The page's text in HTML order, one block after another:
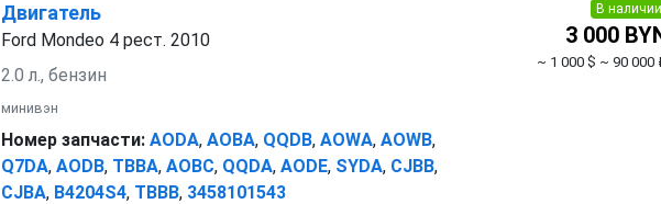
Двигатель
Ford Mondeo 4 рест. 2010
2.0 л., бензин
минивэн
Номер запчасти: AODA,AOBA, QQDB,AOWA,AOWB,
Q7DA,AODB, TBBA,AOBC, QQDA,AODE, SYDA, CJBB,
CJBA, B4204S4, TBBB, 3458101543
В наличии
3 000
~ 1 000 $ ~ 90 000